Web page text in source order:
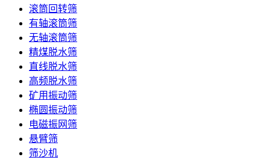
滚筒回转筛
有轴滚筒筛
无轴滚筒筛
精煤脱水筛
直线脱水筛
高频脱水筛
矿用振动筛
椭圆振动筛
电磁振网筛
悬臂筛
筛沙机